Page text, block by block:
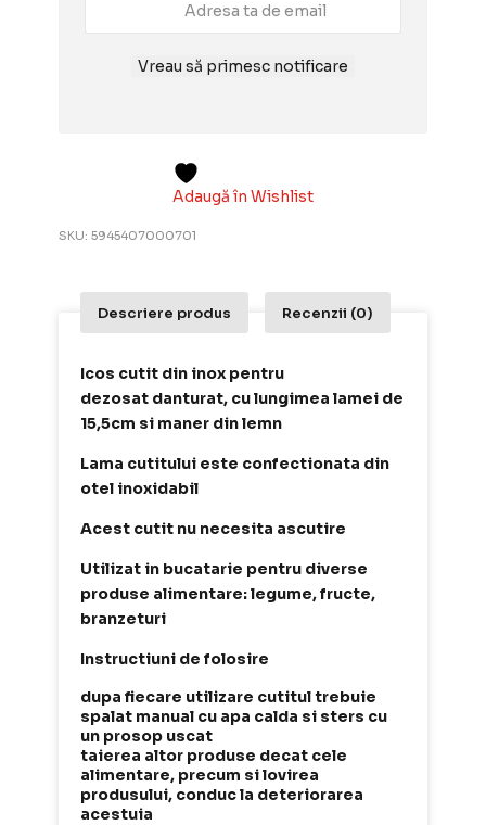
Vreau să primesc notificare
Adaugă în Wishlist
SKU: 5945407000701
Descriere produs Recenzii (0)
Icos cutit din inox pentru
dezosat danturat, cu lungimea lamei de
15,5cm si maner din lemn
Lama cutitului este confectionata din
otel inoxidabil
Acest cutit nu necesita ascutire
Utilizat in bucatarie pentru diverse
produse alimentare: legume, fructe,
branzeturi
Instructiuni de folosire
dupa fiecare utilizare cutitul trebuie
spalat manual cu apa calda si sters cu
un prosop uscat
taierea altor produse decat cele
alimentare, precum si lovirea
produsului, conduc la deteriorarea
acestuia